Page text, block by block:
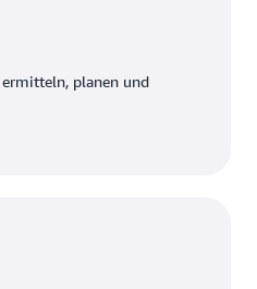
ermitteln, planen und